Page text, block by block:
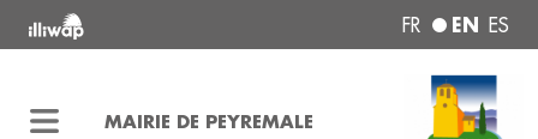
FR EN ES
MAIRIE DE PEYREMALE